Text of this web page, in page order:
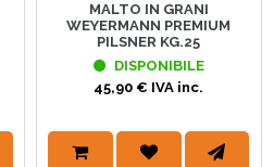
MALTO IN GRANI
WEYERMANN PREMIUM
PILSNER KG.25
DISPONIBILE
45,90 € IVA inc.